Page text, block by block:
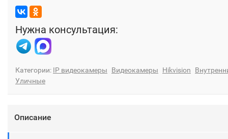
Нужна консультация:
Категории: IP видеокамеры Видеокамеры Hikvision
Уличные
Описание